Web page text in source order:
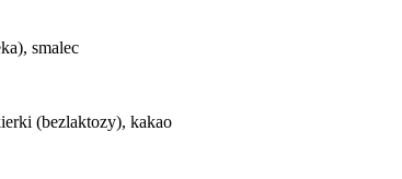
smalec
(bezlaktozy), kakao